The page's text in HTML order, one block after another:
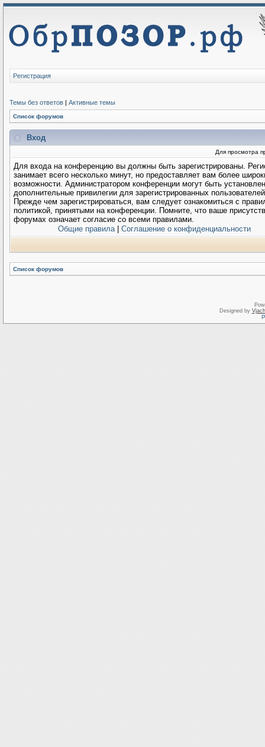
Регистрация
Темы без ответов | Активные темы
Список форумов
Вход
Для просмотра
Для входа на конференцию вы должны быть зарегистрированы.
занимает всего несколько минут, но предоставляет вам более
возможности. Администратором конференции могут быть
дополнительные привилегии для зарегистрированных
Прежде чем зарегистрироваться, вам следует ознакомиться с
политикой, принятыми на конференции. Помните, что ваше
форумах означает согласие со всеми правилами.
Общие правила| Соглашение о конфиденциальности
Список форумов
Designed by